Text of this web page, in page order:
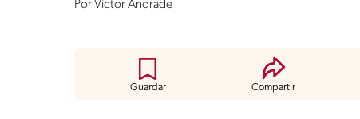
PorVictor Andrade
Guardar Compartir